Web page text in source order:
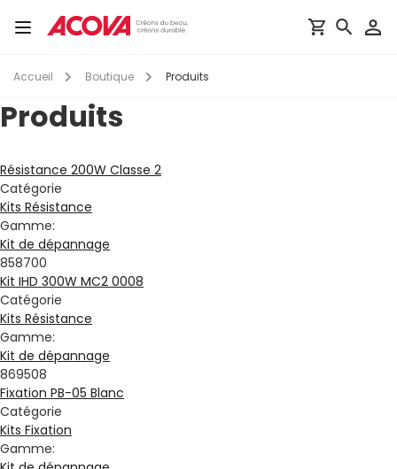
au Toggle
Accueil Boutique Produits
Produits
Résistance 200W Classe 2
Catégorie
Kits Résistance
Gamme:
Kit de dépannage
858700
Kit IHD 300W MC2 0008
Catégorie
Kits Résistance
Gamme:
Kit de dépannage
869508
Fixation PB-05 Blanc
Catégorie
Kits Fixation
Gamme: